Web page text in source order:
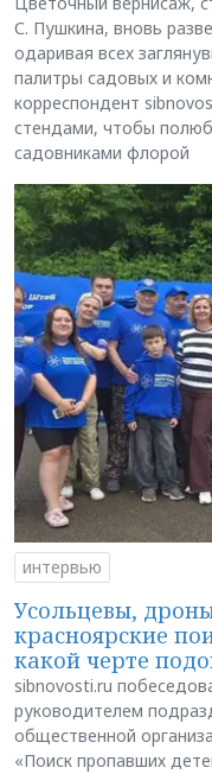
С. Пушкина, вновь
одаривая всех
палитры садовых и
корреспондент
стендами, чтобы
садовниками флорой
интервью
Усольцевы,
красноярские
какой черте
sibnovosti.ru
руководителем
общественной
«Поиск пропавших